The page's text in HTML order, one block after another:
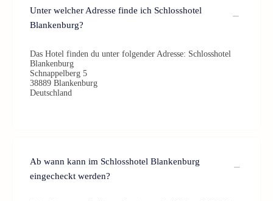
Unter welcher Adresse finde ich Schlosshotel
Blankenburg?
Das Hotel finden du unter folgender Adresse: Schlosshotel
Blankenburg
Schnappelberg 5
38889 Blankenburg
Deutschland
Ab wann kann im Schlosshotel Blankenburg
eingecheckt werden?